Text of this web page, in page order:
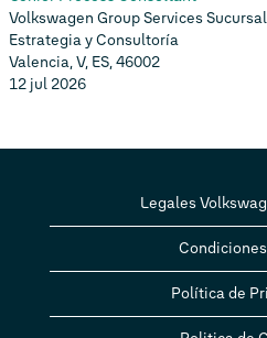
Volkswagen Group Services
Estrategia y Consultoría
Valencia, V, ES, 46002
12 jul 2026
Legales
Política de